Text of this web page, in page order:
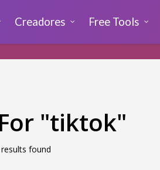
Creadores Free Tools
"tiktok"
found